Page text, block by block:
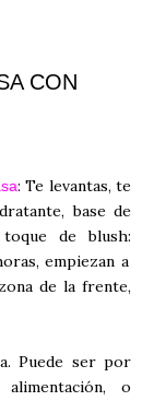
CON
: Te levantas, te
base de
de blush:
empiezan a
de la frente,
Puede ser por
o